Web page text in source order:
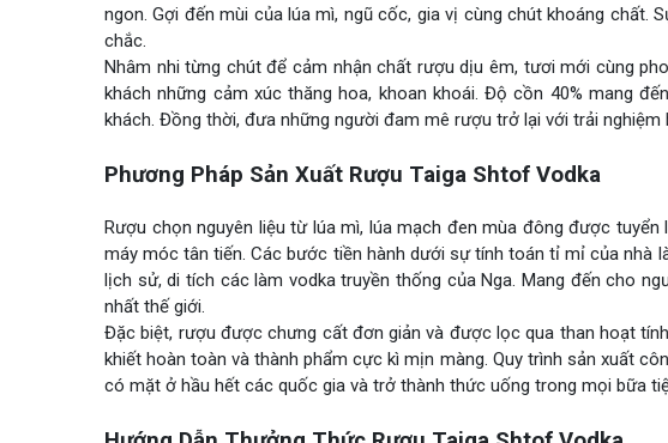
ngon. Gợi đến mùi của lúa mì, ngũ cốc, gia vị cùng chút khoáng
chắc.
Nhâm nhi từng chút để cảm nhận chất rượu dịu êm, tươi mới cùng
khách những cảm xúc thăng hoa, khoan khoái. Độ cồn 40% mang
khách. Đồng thời, đưa những người đam mê rượu trở lại với trải nghiệm
Phương Pháp Sản Xuất Rượu Taiga Shtof Vodka
Rượu chọn nguyên liệu từ lúa mì, lúa mạch đen mùa đông được
máy móc tân tiến. Các bước tiền hành dưới sự tính toán tỉ mỉ của nhà
lịch sử, di tích các làm vodka truyền thống của Nga. Mang đến cho
nhất thế giới.
Đặc biệt, rượu được chưng cất đơn giản và được lọc qua than hoạt
khiết hoàn toàn và thành phẩm cực kì mịn màng. Quy trình sản xuất
có mặt ở hầu hết các quốc gia và trở thành thức uống trong mọi bữa